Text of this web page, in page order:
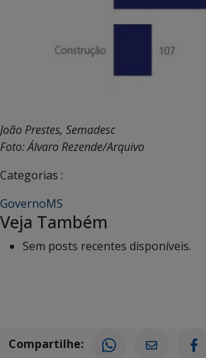
João Prestes, Semadesc
Foto: Álvaro Rezende/Arquivo
Categorias :
GovernoMS
Veja Também
Sem posts recentes disponíveis.
Compartilhe: